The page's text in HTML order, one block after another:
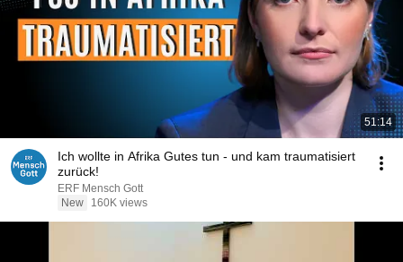
51:14
Ich wollte in Afrika Gutes tun - und kam traumatisiert
zurück!
ERF Mensch Gott
New
160K views